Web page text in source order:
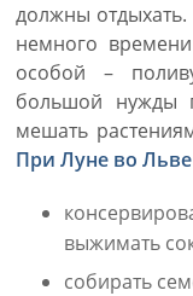
должны
немного
особой –
большой нужды
мешать
При Луне во
выжимать
собирать